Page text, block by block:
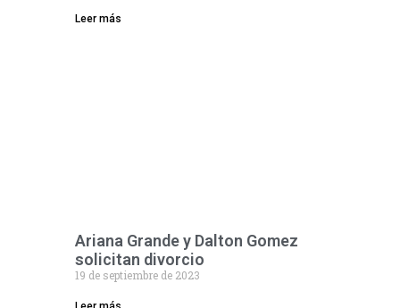
Leer más
Ariana Grande y Dalton Gomez
solicitan divorcio
19 de septiembre de 2023